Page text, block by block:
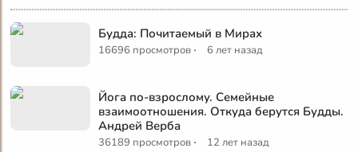
Будда: Почитаемый в Мирах
16696 просмотров · 6 лет назад
Йога по-взрослому. Семейные
взаимоотношения. Откуда берутся Будды.
Андрей Верба
36189 просмотров · 12 лет назад